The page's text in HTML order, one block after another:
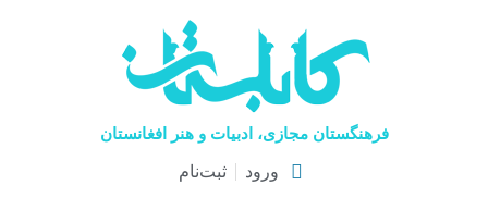
فرهنگستان مجازی، ادبیات و هنر افغانستان
ورود ثبت‌نام